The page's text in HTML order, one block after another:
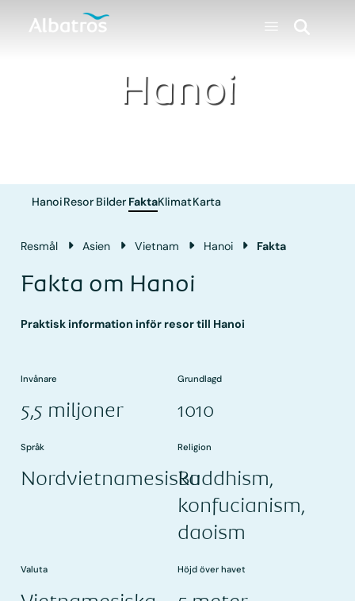
Hanoi
HanoiResor Bilder FaktaKlimatKarta
Resmål Asien Vietnam Hanoi Fakta
Fakta om Hanoi
Praktisk information inför resor till Hanoi
Invånare
5,5 miljoner
Grundlagd
1010
Språk
Nordvietnamesiska
Religion
Buddhism,
konfucianism,
daoism
Valuta Höjd över havet